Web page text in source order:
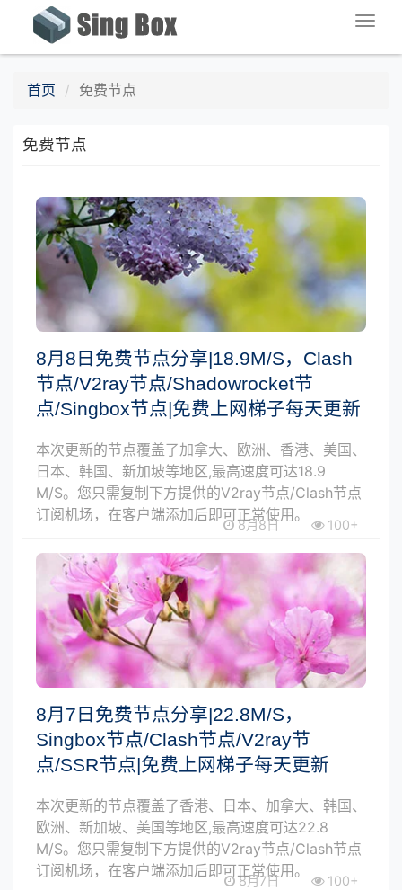
首页 免费节点
免费节点
8月8日免费节点分享|18.9M/S，Clash
节点/V2ray节点/Shadowrocket节
点/Singbox节点|免费上网梯子每天更新
本次更新的节点覆盖了加拿大、欧洲、香港、美国、
日本、韩国、新加坡等地区,最高速度可达18.9
M/S。您只需复制下方提供的V2ray节点/Clash节点
订阅机场，在客户端添加后即可正常使用。
8月8日 100+
8月7日免费节点分享|22.8M/S，
Singbox节点/Clash节点/V2ray节
点/SSR节点|免费上网梯子每天更新
本次更新的节点覆盖了香港、日本、加拿大、韩国、
欧洲、新加坡、美国等地区,最高速度可达22.8
M/S。您只需复制下方提供的V2ray节点/Clash节点
订阅机场，在客户端添加后即可正常使用。
8月7日 100+